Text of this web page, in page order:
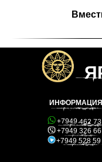
ИНФОРМАЦИЯ
+7949 528 59
+7949 326
+7949 462